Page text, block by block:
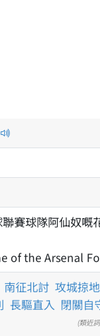
賽球隊阿仙奴嘅
of the Arsenal
南征北討 攻城掠地
長驅直入 閉關自
(類近